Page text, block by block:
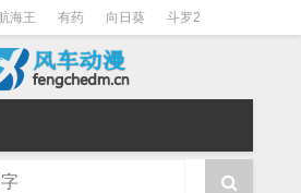
海王 有药 向日葵 斗罗2
人 柯南 阴阳师